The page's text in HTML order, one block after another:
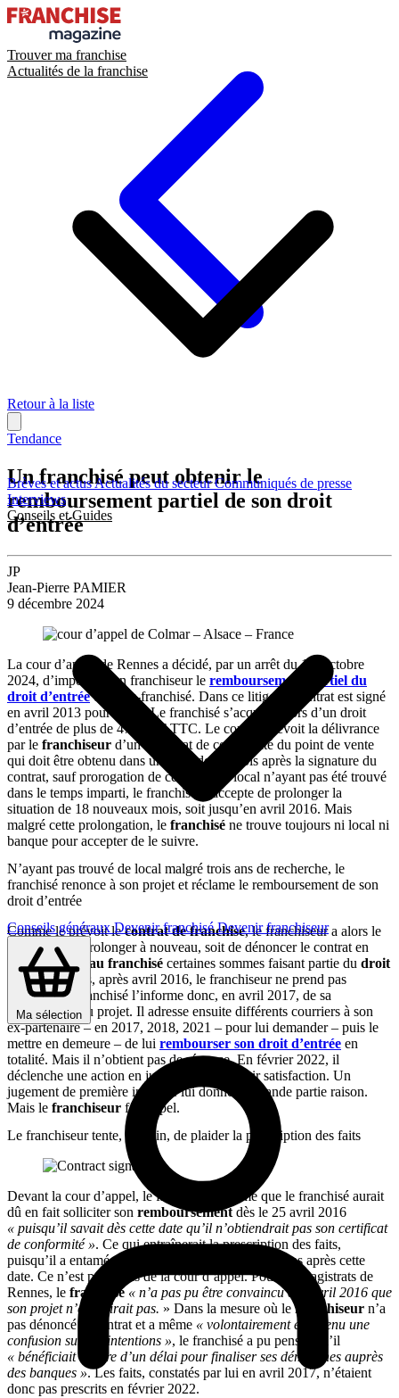
Trouver ma franchise
Actualités de la franchise
Brèves et actusActualités du secteurCommuniqués de presse
Interviews
Conseils et Guides
Conseils générauxDevenir franchiséDevenir franchiseur
Ma sélection
Retour à la liste
Tendance
Un franchisé peut obtenir le
remboursement partiel de son droit
d’entrée
JP
Jean-Pierre PAMIER
9 décembre 2024
La cour d’appel de Rennes a décidé, par un arrêt du 1er octobre
2024, d’imposer à un franchiseur le remboursement partiel du
droit d’entréed’un ex-franchisé. Dans ce litige, le contrat est signé
en avril 2013 pour 7 ans. Le franchisé s’acquitte alors d’un droit
d’entrée de plus de 47 000 € TTC. Le contrat prévoit la délivrance
par le franchiseur d’un certificat de conformité du point de vente
qui doit être obtenu dans un délai de 18 mois après la signature du
contrat, sauf prorogation de ce délai. Le local n’ayant pas été trouvé
dans le temps imparti, le franchiseur accepte de prolonger la
situation de 18 nouveaux mois, soit jusqu’en avril 2016. Mais
malgré cette prolongation, le franchisé ne trouve toujours ni local ni
banque pour accepter de le suivre.
N’ayant pas trouvé de local malgré trois ans de recherche, le
franchisé renonce à son projet et réclame le remboursement de son
droit d’entrée
Comme le prévoit lecontrat de franchise, le franchiseur a alors le
choix soit de prolonger à nouveau, soit de dénoncer le contrat en
remboursant au franchisé certaines sommes faisant partie du droit
d’entrée . Mais, après avril 2016, le franchiseur ne prend pas
position. Le franchisé l’informe donc, en avril 2017, de sa
renonciation au projet. Il adresse ensuite différents courriers à son
ex-partenaire – en 2017, 2018, 2021 – pour lui demander – puis le
mettre en demeure – de lui rembourser son droit d’entrée en
totalité. Mais il n’obtient pas de réponse. En février 2022, il
déclenche une action en justice afin d’obtenir satisfaction. Un
jugement de première instance lui donne en grande partie raison.
Mais le franchiseur fait appel.
Le franchiseur tente, en vain, de plaider la prescription des faits
Devant la cour d’appel, le franchiseur estime que le franchisé aurait
dû en fait solliciter son remboursementdès le 25 avril 2016
« puisqu’il savait dès cette date qu’il n’obtiendrait pas son certificat
de conformité ». Ce qui entraînerait la prescription des faits,
puisqu’il a entamé son action en justice plus de 5 ans après cette
date. Ce n’est pas l’avis de la cour d’appel. Pour les magistrats de
Rennes, le franchisé « n’a pas pu être convaincu dès avril 2016 que
son projet n’aboutirait pas. » Dans la mesure où lefranchiseur n’a
pas dénoncé le contrat et a même « volontairement entretenu une
confusion sur ses intentions », le franchisé a pu penser qu’il
« bénéficiait encore d’un délai pour finaliser ses démarches auprès
des banques ». Les faits, constatés par lui en avril 2017, n’étaient
donc pas prescrits en février 2022.